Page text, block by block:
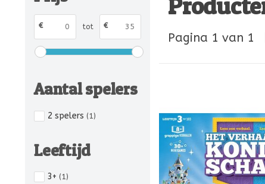
€ tot €
Aantal spelers
2 spelers (1)
Leeftijd
3+ (1)
Pagina 1 van 1